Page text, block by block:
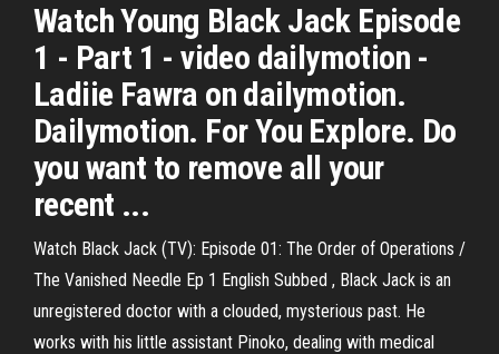
Watch Young Black Jack Episode
1 - Part 1 - video dailymotion -
Ladiie Fawra on dailymotion.
Dailymotion. For You Explore. Do
you want to remove all your
recent ...
Watch Black Jack (TV): Episode 01: The Order of Operations /
The Vanished Needle Ep 1 English Subbed , Black Jack is an
unregistered doctor with a clouded, mysterious past. He
works with his little assistant Pinoko, dealing with medical